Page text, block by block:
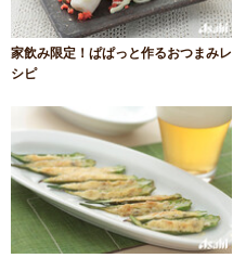
家飲み限定！ぱぱっと作るおつまみレ
シピ